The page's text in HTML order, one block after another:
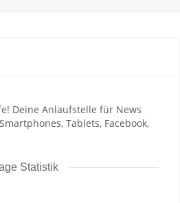
Deine Anlaufstelle für News
Tablets, Facebook,
Statistik